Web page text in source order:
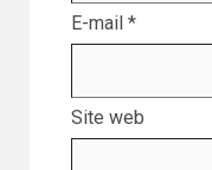
E-mail *
Site web